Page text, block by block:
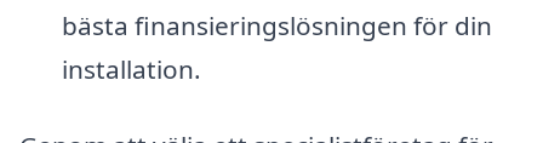
bästa finansieringslösningen för din
installation.